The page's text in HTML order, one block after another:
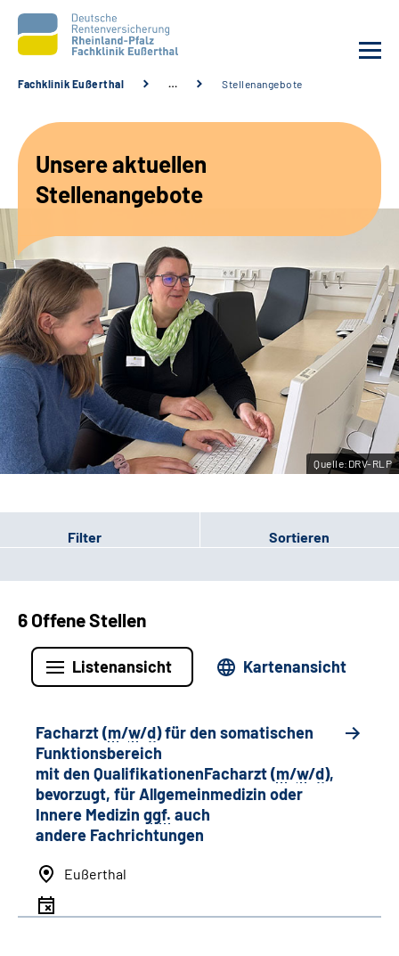
Unsere Angebote
Karriere
Beratungsstellen &
Zuweisende
Suche
Leichte Sprache
Gebärdensprache
Fachklinik Eußerthal … Stellenangebote
Unsere aktuellen
Stellenangebote
Quelle:DRV-RLP
Filter Sortieren
6 Offene Stellen
Listenansicht Kartenansicht
Facharzt (m/w/d) für den somatischen
Funktionsbereich
mit den QualifikationenFacharzt (m/w/d),
bevorzugt, für Allgemeinmedizin oder
Innere Medizin ggf. auch
andere Fachrichtungen
Eußerthal